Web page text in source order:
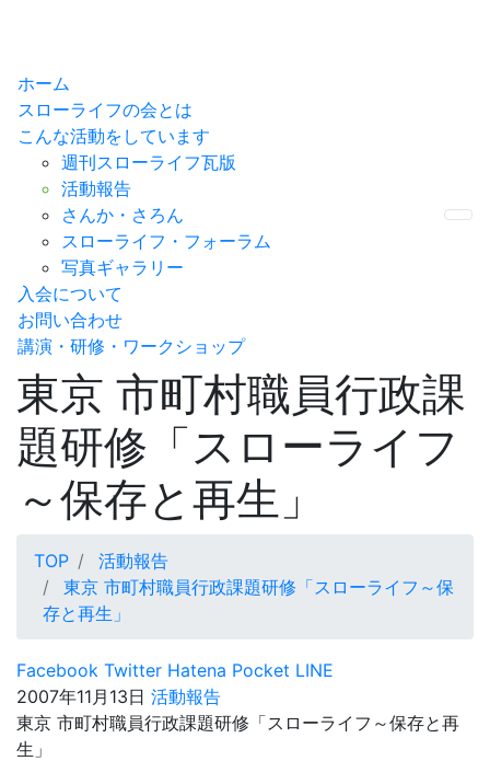
ホーム
スローライフの会とは
こんな活動をしています
週刊スローライフ瓦版
活動報告
さんか・さろん
スローライフ・フォーラム
写真ギャラリー
入会について
お問い合わせ
講演・研修・ワークショップ
東京 市町村職員行政課
題研修「スローライフ
～保存と再生」
TOP
活動報告
東京 市町村職員行政課題研修「スローライフ～保
存と再生」
Facebook Twitter Hatena Pocket LINE
2007年11月13日 活動報告
東京 市町村職員行政課題研修「スローライフ～保存と再
生」